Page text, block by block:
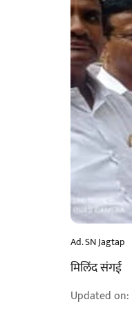
Ad. SN Jagtap
मिलिंद संगई
Updated on: